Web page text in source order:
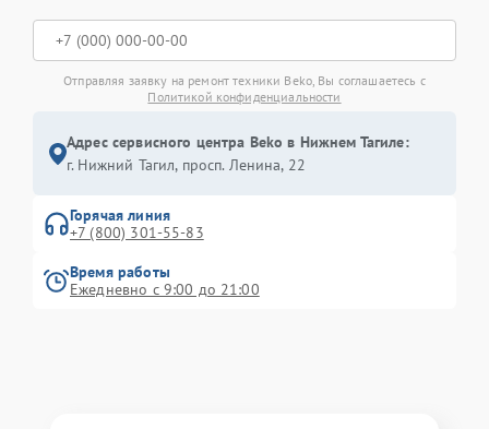
Отправляя заявку на ремонт техники Beko, Вы соглашаетесь с
Политикой конфиденциальности
Адрес сервисного центра Beko в Нижнем Тагиле:
г. Нижний Тагил, просп. Ленина, 22
Горячая линия
+7 (800) 301-55-83
Время работы
Ежедневно с 9:00 до 21:00